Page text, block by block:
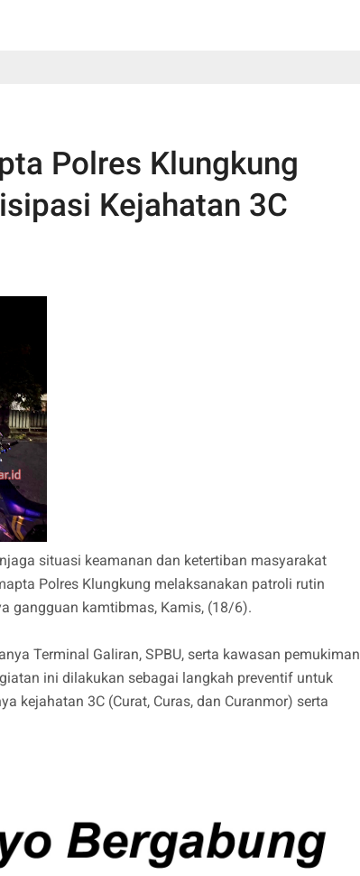
Polres Klungkung
Kejahatan 3C
situasi keamanan dan ketertiban masyarakat
Polres Klungkung melaksanakan patroli rutin
gangguan kamtibmas, Kamis, (18/6).
Terminal Galiran, SPBU, serta kawasan pemukiman
ini dilakukan sebagai langkah preventif untuk
kejahatan 3C (Curat, Curas, dan Curanmor) serta